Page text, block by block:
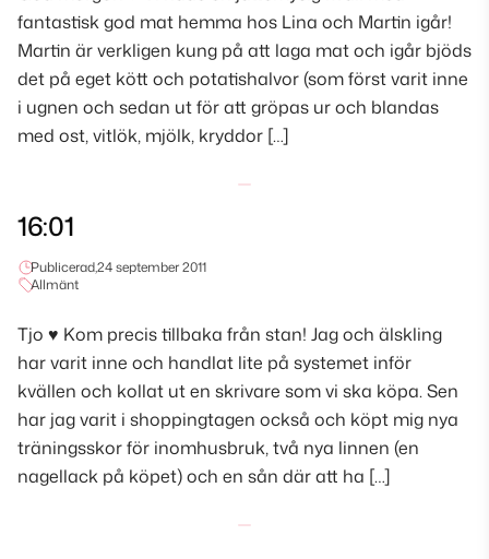
fantastisk god mat hemma hos Lina och Martin igår!
Martin är verkligen kung på att laga mat och igår bjöds
det på eget kött och potatishalvor (som först varit inne
i ugnen och sedan ut för att gröpas ur och blandas
med ost, vitlök, mjölk, kryddor […]
16:01
Publicerad,24 september 2011
Allmänt
Tjo ♥ Kom precis tillbaka från stan! Jag och älskling
har varit inne och handlat lite på systemet inför
kvällen och kollat ut en skrivare som vi ska köpa. Sen
har jag varit i shoppingtagen också och köpt mig nya
träningsskor för inomhusbruk, två nya linnen (en
nagellack på köpet) och en sån där att ha […]